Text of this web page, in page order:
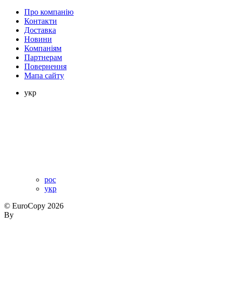
Про компанію
Контакти
Доставка
Новини
Компаніям
Партнерам
Повернення
Мапа сайту
укр
рос
укр
© EuroCopy 2026
By